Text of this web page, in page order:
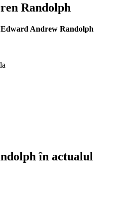
Randolph
Andrew Randolph
în actualul